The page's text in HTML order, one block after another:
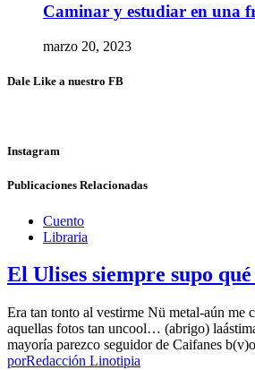
Caminar y estudiar en una
marzo 20, 2023
Dale Like a nuestro FB
Instagram
Publicaciones Relacionadas
Cuento
Libraria
El Ulises siempre supo qué
Era tan tonto al vestirme Nü metal-aún me
aquellas fotos tan uncool… (abrigo)
mayoría parezco seguidor de Caifanes
porRedacción Linotipia